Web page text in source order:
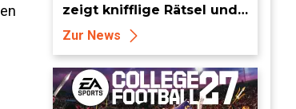
zeigt knifflige Rätsel und
tückische Fallen
Zur News